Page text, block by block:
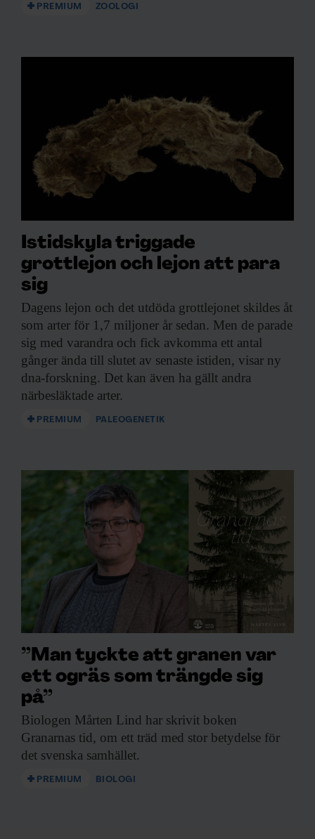
PREMIUM ZOOLOGI
Istidskyla triggade
grottlejon och lejon att para
sig
Dagens lejon och det utdöda grottlejonet skildes åt
som arter för 1,7 miljoner år sedan. Men de parade
sig med varandra och fick avkomma ett antal
gånger ända till slutet av senaste istiden, visar ny
dna-forskning. Det kan även ha gällt andra
närbesläktade arter.
PREMIUM PALEOGENETIK
”Man tyckte att granen var
ett ogräs som trängde sig
på”
Biologen Mårten Lind har skrivit boken
Granarnas tid, om ett träd med stor betydelse för
det svenska samhället.
PREMIUM BIOLOGI